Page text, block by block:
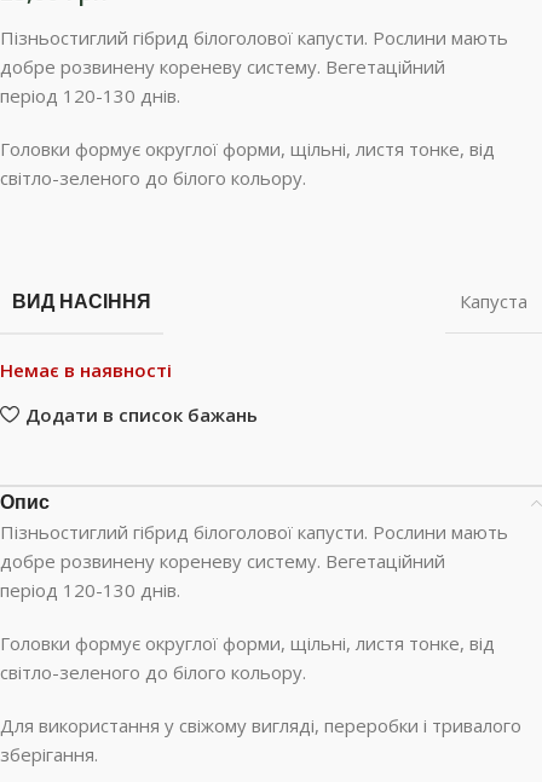
Пізньостиглий гібрид білоголової капусти. Рослини мають
добре розвинену кореневу систему. Вегетаційний
період 120-130 днів.
Головки формує округлої форми, щільні, листя тонке, від
світло-зеленого до білого кольору.
ВИД НАСІННЯ Капуста
Немає в наявності
Додати в список бажань
Опис
Пізньостиглий гібрид білоголової капусти. Рослини мають
добре розвинену кореневу систему. Вегетаційний
період 120-130 днів.
Головки формує округлої форми, щільні, листя тонке, від
світло-зеленого до білого кольору.
Для використання у свіжому вигляді, переробки і тривалого
зберігання.